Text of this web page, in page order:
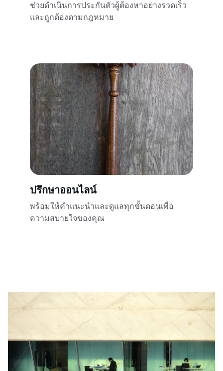
ช่วยดำเนินการประกันตัวผู้ต้องหาอย่างรวดเร็ว
และถูกต้องตามกฎหมาย
พร้อมให้คำแนะนำและดูแลทุกขั้นตอนเพื่อ
ความสบายใจของคุณ
ปรึกษาออนไลน์